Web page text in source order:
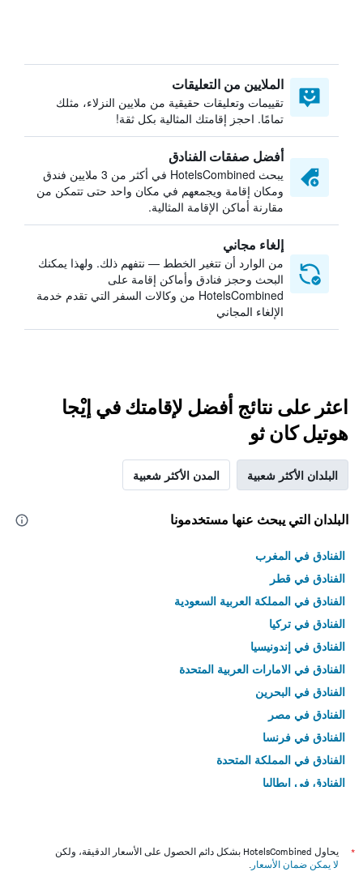
الملايين من التعليقات
تقييمات وتعليقات حقيقية من ملايين النزلاء، مثلك
تمامًا. احجز إقامتك المثالية بكل ثقة!
أفضل صفقات الفنادق
يبحث HotelsCombined في أكثر من 3 ملايين فندق
ومكان إقامة ويجمعهم في مكان واحد حتى تتمكن من
مقارنة أماكن الإقامة المثالية.
إلغاء مجاني
من الوارد أن تتغير الخطط — نتفهم ذلك. ولهذا يمكنك
البحث وحجز فنادق وأماكن إقامة على
HotelsCombined من وكالات السفر التي تقدم خدمة
الإلغاء المجاني
اعثر على نتائج أفضل لإقامتك في إيْجا
هوتيل كان ثو
البلدان الأكثر شعبية المدن الأكثر شعبية
البلدان التي يبحث عنها مستخدمونا
الفنادق في المغرب
الفنادق في قطر
الفنادق في المملكة العربية السعودية
الفنادق في تركيا
الفنادق في إندونيسيا
الفنادق في الامارات العربية المتحدة
الفنادق في البحرين
الفنادق في مصر
الفنادق في فرنسا
الفنادق في المملكة المتحدة
الفنادق في إيطاليا
*
يحاول HotelsCombined بشكل دائم الحصول على الأسعار الدقيقة، ولكن
لا يمكن ضمان الأسعار .